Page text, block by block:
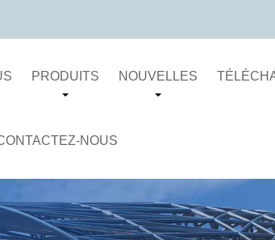
PRODUITS NOUVELLES
NOUS